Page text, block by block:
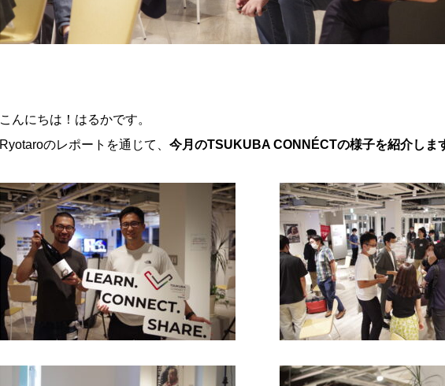
こんにちは！はるかです。
Ryotaroのレポートを通じて、 今月のTSUKUBA CONNÉCTの様子を紹介しま